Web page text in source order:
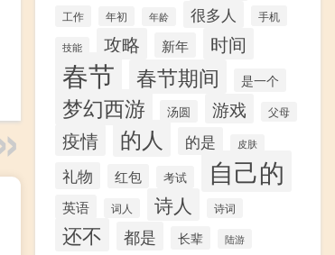
工作 年初 年龄 很多人 手机
技能 攻略 新年 时间
春节 春节期间 是一个
梦幻西游 汤圆 游戏 父母
疫情 的人 的是 皮肤
礼物 红包 考试 自己的
英语 词人 诗人 诗词
还不 都是 长辈 陆游